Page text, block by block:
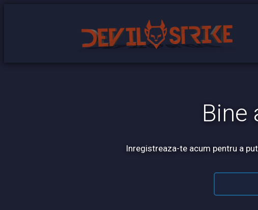
Bine
Inregistreaza-te acum pentru a